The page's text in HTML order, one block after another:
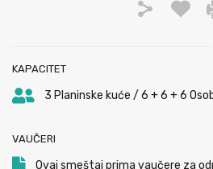
KAPACITET
3 Planinske kuće / 6 + 6 + 6
VAUČERI
Ovaj smeštaj prima vaučere za